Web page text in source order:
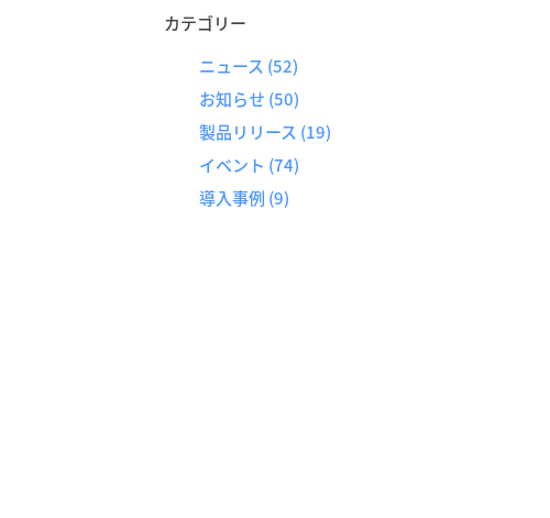
カテゴリー
ニュース (52)
お知らせ (50)
製品リリース (19)
イベント (74)
導入事例 (9)